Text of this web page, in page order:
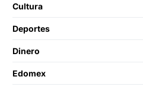
Cultura
Deportes
Dinero
Edomex